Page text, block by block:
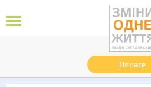
Donate